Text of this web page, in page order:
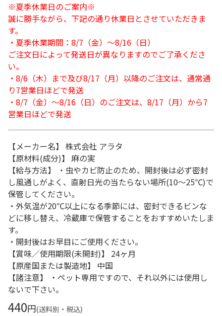
※夏季休業日のご案内※
誠に勝手ながら、下記の通り休業日とさせていただきま
す。
・夏季休業期間：8/7（金）～8/16（日）
ご注文日によって発送日が異なりますのでご了承くださ
い。
・8/6（木）まで及び8/17（月）以降のご注文は、通常通
り7営業日ほどで発送
・8/7（金）～8/16（日）のご注文は、8/17（月）から7
営業日ほどで発送
【メーカー名】 株式会社 アラタ
【原材料(成分)】 麻の実
【給与方法】 ・虫やカビ防止のため、開封後は必ず密封
し風通しがよく、直射日光の当たらない場所(10～25℃)で
保管してください。
・外気温が20℃以上になる季節には、密封できるビンな
どに移し替え、冷蔵庫で保管することをおすすめいたしま
す。
・開封後はお早目にご使用ください。
【賞味／使用期限(未開封)】 24ヶ月
【原産国または製造地】 中国
【諸注意】 ・ペット専用ですので、それ以外には使用し
ないで下さい。
440円(送料別・税込)